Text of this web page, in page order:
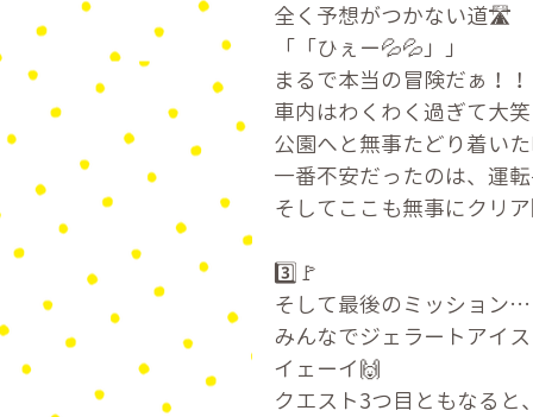
全く予想がつかない道🛣
「「ひぇー💦💦」」
まるで本当の冒険だぁ！！
車内はわくわく過ぎて大
公園へと無事たどり着い
一番不安だったのは、運
そしてここも無事にクリ
3️⃣🚩
そして最後のミッション
みんなでジェラートアイ
イェーイ🙌
クエスト3つ目ともなる